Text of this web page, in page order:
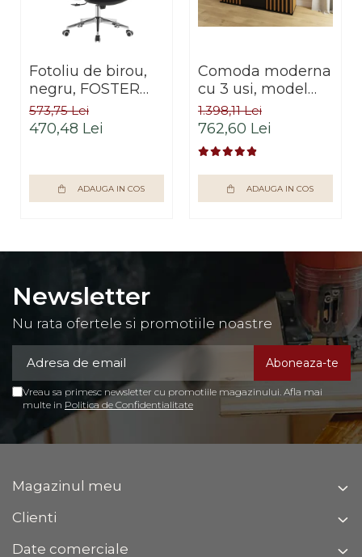
Fotoliu de birou,
negru, FOSTER
TYP 1
573,75 Lei
470,48 Lei
ADAUGA IN COS
Comoda moderna
cu 3 usi, model
riflaj, negru/stejar
artisan, 120x88x44
cm, Bortis impex
1.398,11 Lei
762,60 Lei
ADAUGA IN COS
Newsletter
Nu rata ofertele si promotiile noastre
Vreau sa primesc newsletter cu promotiile magazinului. Afla mai
multe in Politica de Confidentialitate
Magazinul meu
Clienti
Date comerciale